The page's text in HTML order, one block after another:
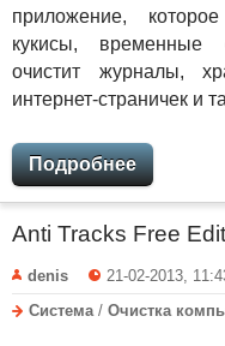
приложение,
кукисы, временные
очистит журналы,
интернет-страничек и
Подробнее
Anti Tracks Free
denis 21-02-2013,
Система / Очистка